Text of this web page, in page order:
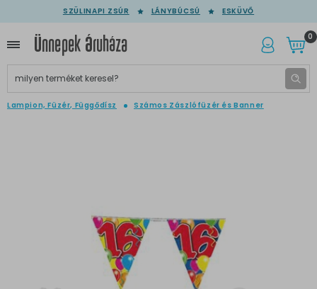
SZÜLINAPI ZSÚR LÁNYBÚCSÚ ESKÜVŐ
0
Lampion, Füzér, Függődísz Számos Zászlófüzér és Banner